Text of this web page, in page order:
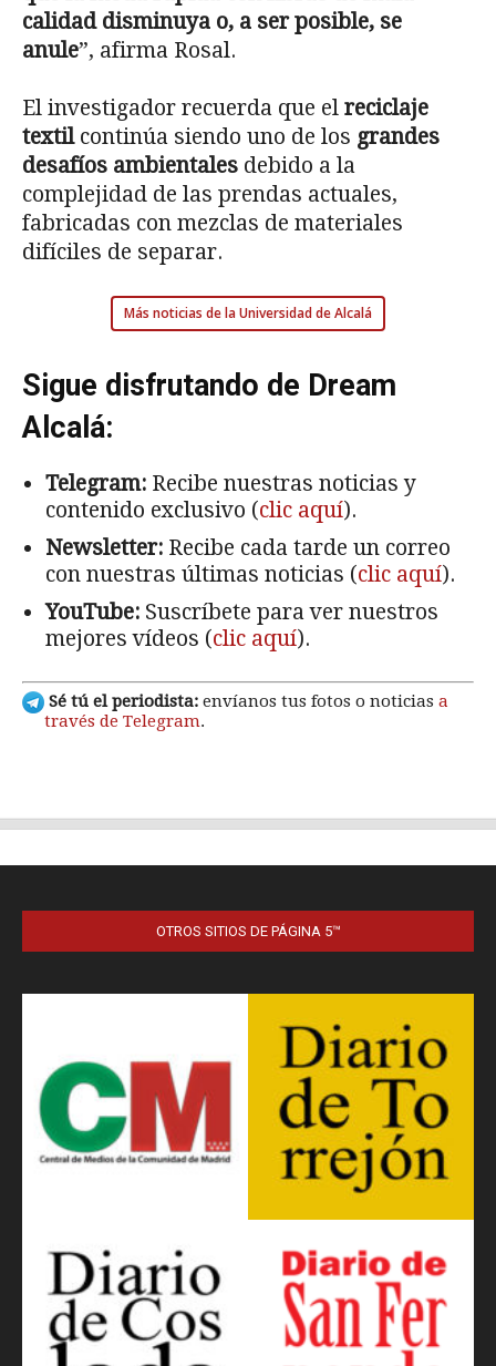
OTROS SITIOS DE PÁGINA 5™